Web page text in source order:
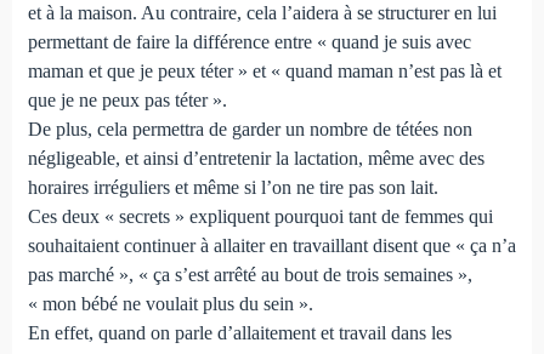
et à la maison. Au contraire, cela l’aidera à se structurer en lui
permettant de faire la différence entre « quand je suis avec
maman et que je peux téter » et « quand maman n’est pas là et
que je ne peux pas téter ».
De plus, cela permettra de garder un nombre de tétées non
négligeable, et ainsi d’entretenir la lactation, même avec des
horaires irréguliers et même si l’on ne tire pas son lait.
Ces deux « secrets » expliquent pourquoi tant de femmes qui
souhaitaient continuer à allaiter en travaillant disent que « ça n’a
pas marché », « ça s’est arrêté au bout de trois semaines »,
« mon bébé ne voulait plus du sein ».
En effet, quand on parle d’allaitement et travail dans les